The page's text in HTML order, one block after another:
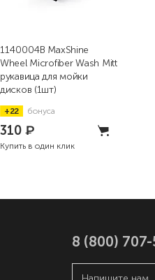
1140004B MaxShine
Wheel Microfiber Wash Mitt
рукавица для мойки
дисков (1шт)
+22 бонуса
310 ₽
Купить в один клик
8 (800)